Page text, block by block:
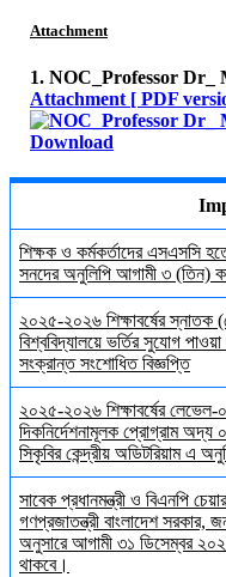
Attachment
1. NOC_Professor
Attachment [ PDF
Download
শিক্ষক ও কর্মকর্তাদের এসএসসি
সনদের অনুলিপি আগামী ৩ (তিন)
২০২৫-২০২৬ শিক্ষাবর্ষের স্নাতক
বিশ্ববিদ্যালয়ে ভর্তির সুযোগ
সংক্রান্ত সংশোধিত বিজ্ঞপ্তি
২০২৫-২০২৬ শিক্ষাবর্ষের লেভেল-
দিকনির্দেশনামূলক প্রোগ্রাম অদ্য
সিকৃবির কেন্দ্রীয় অডিটরিয়াম এ
সাবেক প্রধানমন্ত্রী ও বিএনপি
গণপ্রজাতন্ত্রী বাংলাদেশ সরকার,
অনুসারে আগামী ৩১ ডিসেম্বর
থাকবে।